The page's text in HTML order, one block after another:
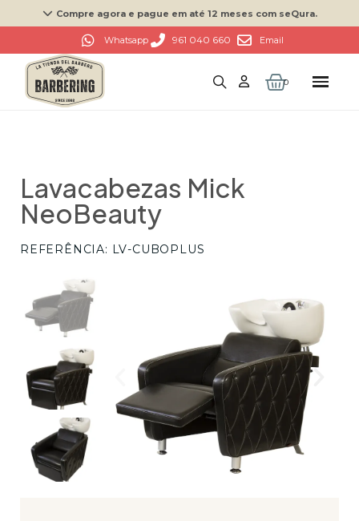
Compre agora e pague em até 12 meses com seQura.
Whatsapp 961 040 660 Email
Lavacabezas Mick
NeoBeauty
REFERÊNCIA LV-CUBOPLUS